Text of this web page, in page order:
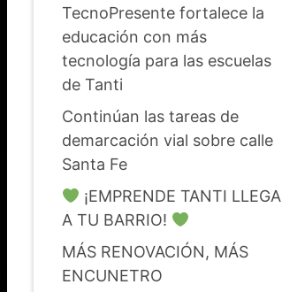
TecnoPresente fortalece la
educación con más
tecnología para las escuelas
de Tanti
Continúan las tareas de
demarcación vial sobre calle
Santa Fe
¡EMPRENDE TANTI LLEGA
A TU BARRIO!
MÁS RENOVACIÓN, MÁS
ENCUNETRO